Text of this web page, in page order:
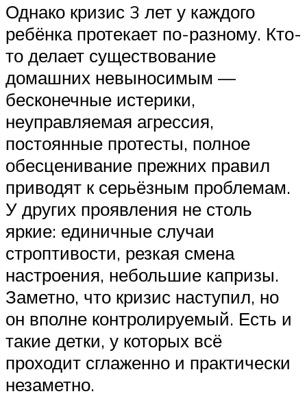
Однако кризис 3 лет у каждого
ребёнка протекает по-разному. Кто-
то делает существование
домашних невыносимым —
бесконечные истерики,
неуправляемая агрессия,
постоянные протесты, полное
обесценивание прежних правил
приводят к серьёзным проблемам.
У других проявления не столь
яркие: единичные случаи
строптивости, резкая смена
настроения, небольшие капризы.
Заметно, что кризис наступил, но
он вполне контролируемый. Есть и
такие детки, у которых всё
проходит сглаженно и практически
незаметно.